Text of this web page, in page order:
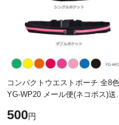
コンパクトウエストポーチ 全8色
YG-WP20 メール便(ネコポス)送
500円